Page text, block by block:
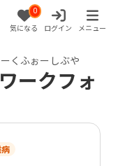
0
気になる ログイン メニュー
くふぉーしぶや
ークフォ